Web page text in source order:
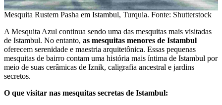
Mesquita Rustem Pasha em Istambul, Turquia. Fonte: Shutterstock
A Mesquita Azul continua sendo uma das mesquitas mais visitadas
de Istambul. No entanto, as mesquitas menores de Istambul
oferecem serenidade e maestria arquitetônica. Essas pequenas
mesquitas de bairro contam uma história mais íntima de Istambul por
meio de suas cerâmicas de Iznik, caligrafia ancestral e jardins
secretos.
O que visitar nas mesquitas secretas de Istambul: